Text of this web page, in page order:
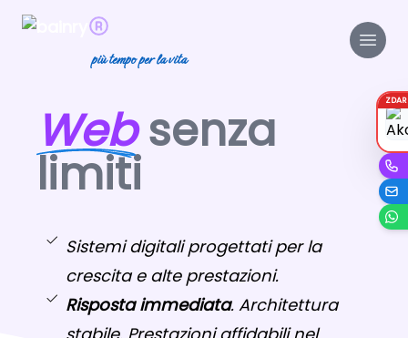
più tempo per la vita
Websenza
limiti
Sistemi digitali progettati per la
crescita e alte prestazioni.
Risposta immediata. Architettura
stabile. Prestazioni affidabili nel